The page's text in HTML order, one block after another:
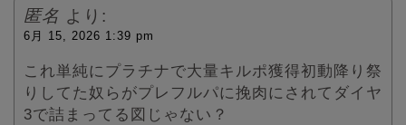
匿名 より:
6月 15, 2026 1:39 pm
これ単純にプラチナで大量キルポ獲得初動降り祭
りしてた奴らがプレフルパに挽肉にされてダイヤ
3で詰まってる図じゃない？